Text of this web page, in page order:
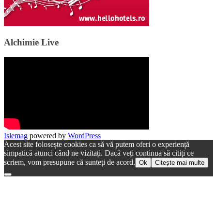
Alchimie Live
Islemag powered by WordPress
Acest site folosește cookies ca să vă putem oferi o experiență
simpatică atunci când ne vizitați. Dacă veți continua să citiți ce
scriem, vom presupune că sunteți de acord. Ok Citește mai multe